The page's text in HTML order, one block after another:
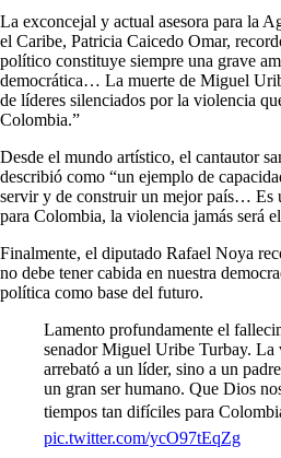
La exconcejal y actual asesora para la
el Caribe, Patricia Caicedo Omar,
político constituye siempre una grave
democrática… La muerte de Miguel
de líderes silenciados por la violencia
Colombia.”
Desde el mundo artístico, el cantautor
describió como “un ejemplo de
servir y de construir un mejor país… Es
para Colombia, la violencia jamás será
Finalmente, el diputado Rafael Noya
no debe tener cabida en nuestra
política como base del futuro.
Lamento profundamente el
senador Miguel Uribe Turbay. La
arrebató a un líder, sino a un
un gran ser humano. Que Dios
tiempos tan difíciles para
pic.twitter.com/ycO97tEqZg